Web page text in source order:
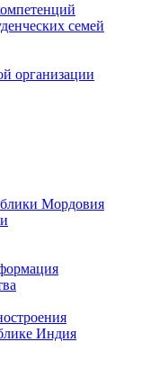
семей
организации
Мордовия
Индия